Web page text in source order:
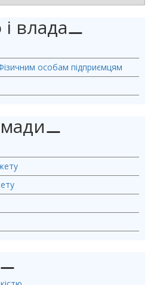
влада⚊
особам підприємцям
⚊
⚊